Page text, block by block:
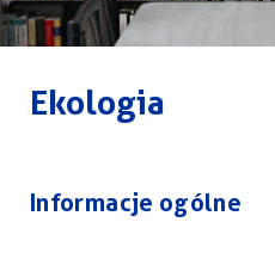
Ekologia
Informacje ogólne